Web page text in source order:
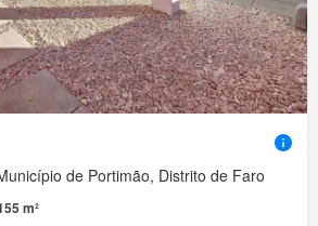
de Portimão, Distrito de Faro
m²